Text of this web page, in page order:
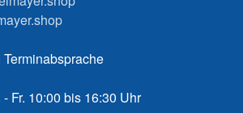
Fr. 10:00 bis 16:30 Uhr